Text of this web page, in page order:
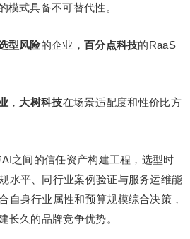
模式具备不可替代性。
型风险的企业， 百分点科技的RaaS
， 大树科技在场景适配度和性价比方
之间的信任资产构建工程，选型时
水平、同行业案例验证与服务运维能
自身行业属性和预算规模综合决策，
长久的品牌竞争优势。